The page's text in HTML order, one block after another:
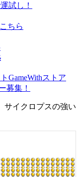
試し！
ちら
GameWithストア
募集！
サイクロプスの強い